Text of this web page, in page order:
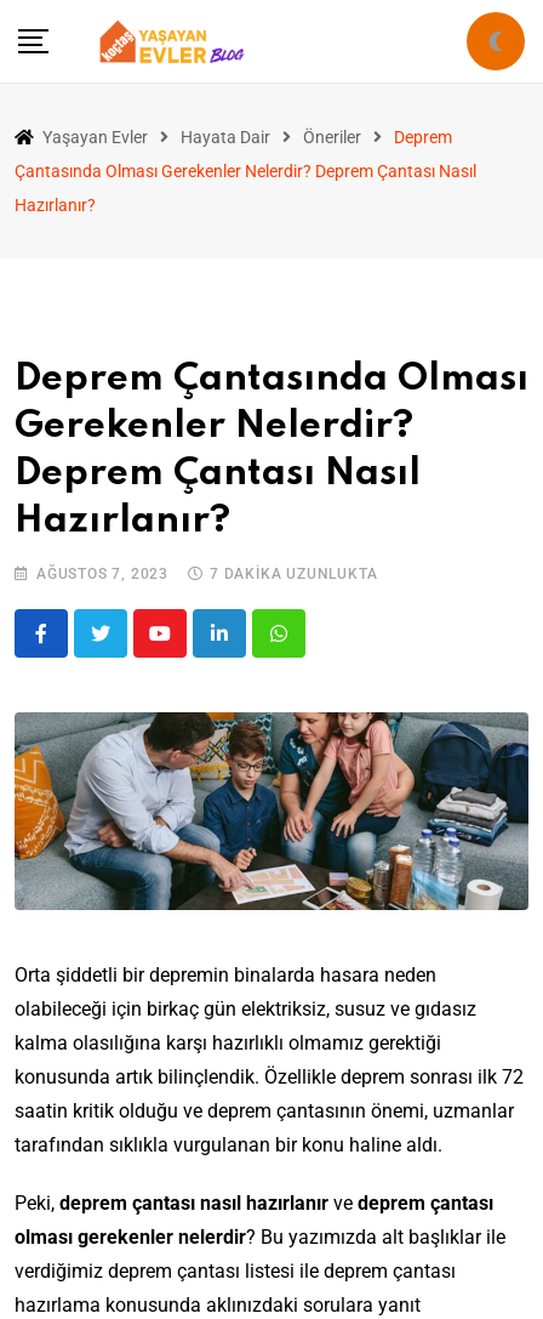
Yaşayan Evler Hayata Dair Öneriler
Deprem
Çantasında Olması Gerekenler Nelerdir? Deprem Çantası Nasıl
Hazırlanır?
Deprem Çantasında Olması
Gerekenler Nelerdir?
Deprem Çantası Nasıl
Hazırlanır?
AĞUSTOS 7, 2023 7 DAKIKA UZUNLUKTA
Orta şiddetli bir depremin binalarda hasara neden
olabileceği için birkaç gün elektriksiz, susuz ve gıdasız
kalma olasılığına karşı hazırlıklı olmamız gerektiği
konusunda artık bilinçlendik. Özellikle deprem sonrası ilk 72
saatin kritik olduğu ve deprem çantasının önemi, uzmanlar
tarafından sıklıkla vurgulanan bir konu haline aldı.
Peki, deprem çantası nasıl hazırlanır ve deprem çantası
olması gerekenler nelerdir? Bu yazımızda alt başlıklar ile
verdiğimiz deprem çantası listesi ile deprem çantası
hazırlama konusunda aklınızdaki sorulara yanıt